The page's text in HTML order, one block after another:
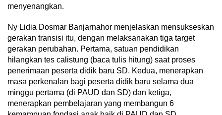
menyenangkan.
Ny Lidia Dosmar Banjarnahor menjelaskan mensukseskan
gerakan transisi itu, dengan melaksanakan tiga target
gerakan perubahan. Pertama, satuan pendidikan
hilangkan tes calistung (baca tulis hitung) saat proses
penerimaan peserta didik baru SD. Kedua, menerapkan
masa perkenalan bagi peserta didik baru selama dua
minggu pertama (di PAUD dan SD) dan ketiga,
menerapkan pembelajaran yang membangun 6